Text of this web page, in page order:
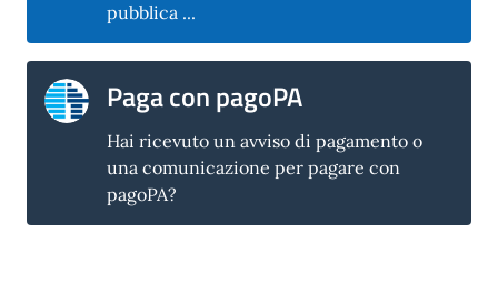
pubblica ...
Paga con pagoPA
Hai ricevuto un avviso di pagamento o
una comunicazione per pagare con
pagoPA?